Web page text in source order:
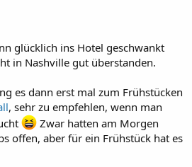
glücklich ins Hotel geschwankt
in Nashville gut überstanden.
es dann erst mal zum Frühstücken
, sehr zu empfehlen, wenn man
Zwar hatten am Morgen
offen, aber für ein Frühstück hat es